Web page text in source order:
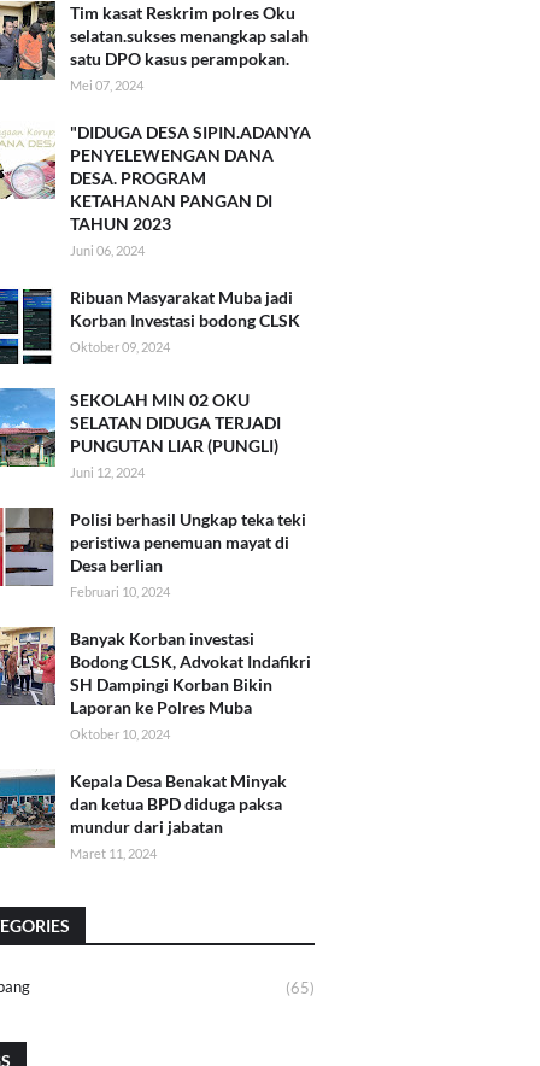
Tim kasat Reskrim polres Oku
selatan.sukses menangkap salah
satu DPO kasus perampokan.
Mei 07, 2024
"DIDUGA DESA SIPIN.ADANYA
PENYELEWENGAN DANA
DESA. PROGRAM
KETAHANAN PANGAN DI
TAHUN 2023
Juni 06, 2024
Ribuan Masyarakat Muba jadi
Korban Investasi bodong CLSK
Oktober 09, 2024
SEKOLAH MIN 02 OKU
SELATAN DIDUGA TERJADI
PUNGUTAN LIAR (PUNGLI)
Juni 12, 2024
Polisi berhasil Ungkap teka teki
peristiwa penemuan mayat di
Desa berlian
Februari 10, 2024
Banyak Korban investasi
Bodong CLSK, Advokat Indafikri
SH Dampingi Korban Bikin
Laporan ke Polres Muba
Oktober 10, 2024
Kepala Desa Benakat Minyak
dan ketua BPD diduga paksa
mundur dari jabatan
Maret 11, 2024
(65)